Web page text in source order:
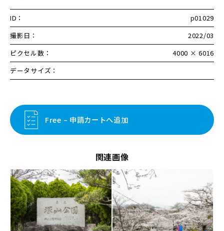
ID：
p01029
撮影日：
2022/03
ピクセル数：
4000 × 6016
データサイズ：
Free – 申請カートへ追加
関連画像